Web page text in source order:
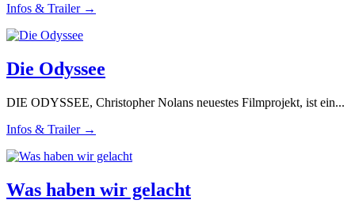
Infos & Trailer →
Die Odyssee
DIE ODYSSEE, Christopher Nolans neuestes Filmprojekt, ist ein...
Infos & Trailer →
Was haben wir gelacht